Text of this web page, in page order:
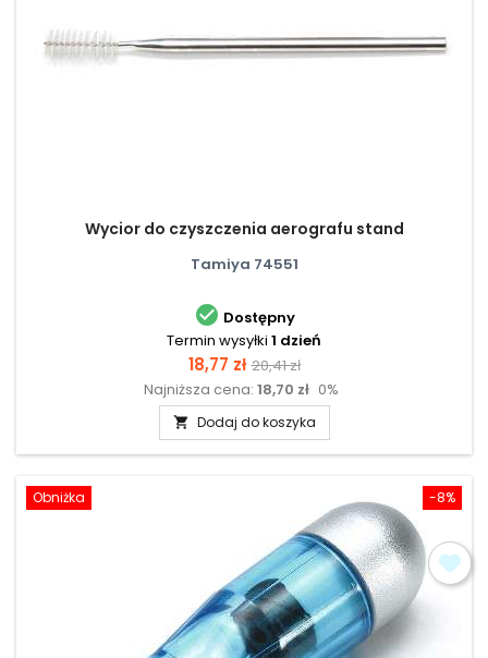
Wycior do czyszczenia aerografu stand
Tamiya 74551
 Dostępny
Termin wysyłki 1 dzień
Cena
18,77 zł Cena
podstawowa
20,41 zł
Najniższa cena: 18,70 zł 0%
 Dodaj do koszyka
-8%
Obniżka